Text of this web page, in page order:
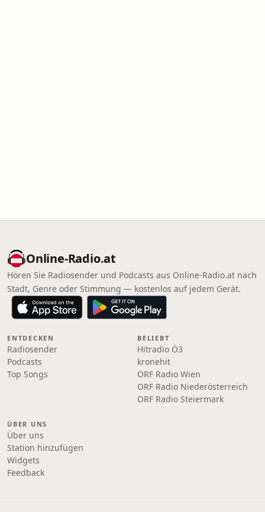
Online‑Radio.at
Hören Sie Radiosender und Podcasts aus Online‑Radio.at nach
Stadt, Genre oder Stimmung — kostenlos auf jedem Gerät.
ENTDECKEN
Radiosender
Podcasts
Top Songs
BELIEBT
Hitradio Ö3
kronehit
ORF Radio Wien
ORF Radio Niederösterreich
ORF Radio Steiermark
ÜBER UNS
Über uns
Station hinzufügen
Widgets
Feedback